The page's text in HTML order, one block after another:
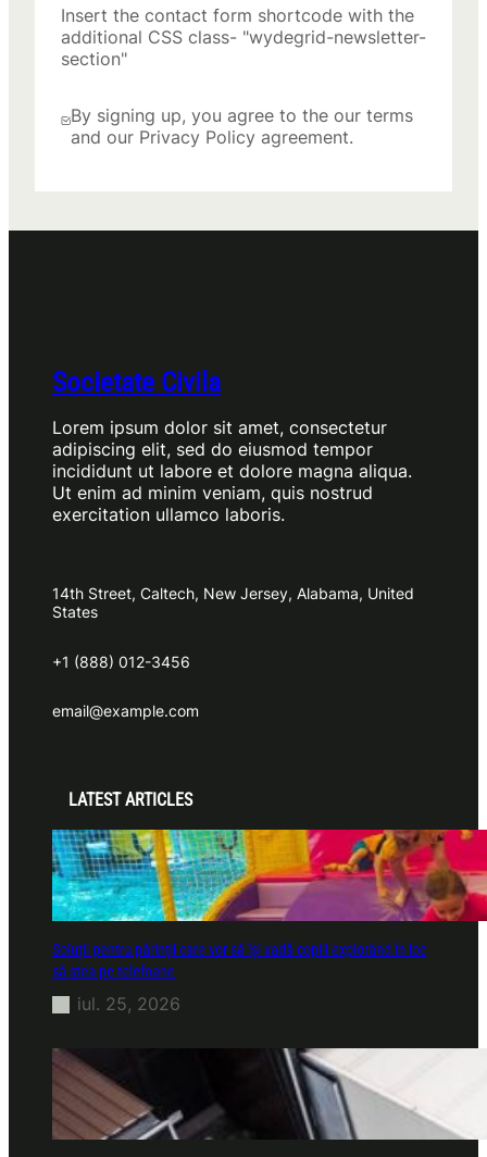
Insert the contact form shortcode with the
additional CSS class- "wydegrid-newsletter-
section"
By signing up, you agree to the our terms
and our Privacy Policy agreement.
Societate Civila
Lorem ipsum dolor sit amet, consectetur
adipiscing elit, sed do eiusmod tempor
incididunt ut labore et dolore magna aliqua.
Ut enim ad minim veniam, quis nostrud
exercitation ullamco laboris.
14th Street, Caltech, New Jersey, Alabama, United
States
+1 (888) 012-3456
email@example.com
LATEST ARTICLES
Soluții pentru părinții care vor să își vadă copiii explorând în loc
să stea pe telefoane
iul. 25, 2026